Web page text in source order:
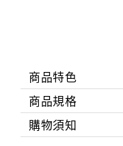
商品特色
商品規格
購物須知